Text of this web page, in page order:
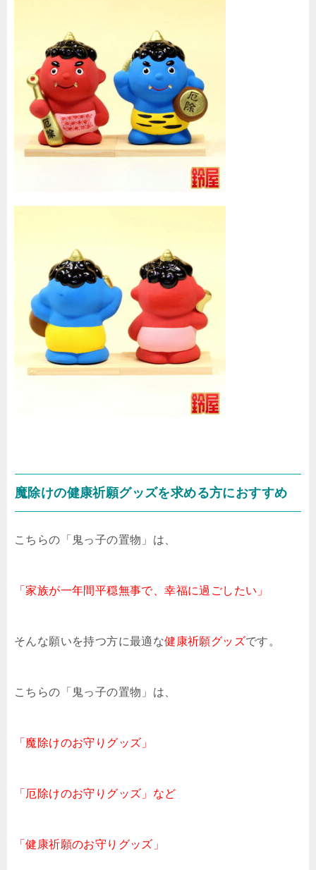
魔除けの健康祈願グッズを求める方におすすめ
こちらの「鬼っ子の置物」は、
「家族が一年間平穏無事で、幸福に過ごしたい」
そんな願いを持つ方に最適な健康祈願グッズです。
こちらの「鬼っ子の置物」は、
「魔除けのお守りグッズ」
「厄除けのお守りグッズ」など
「健康祈願のお守りグッズ」